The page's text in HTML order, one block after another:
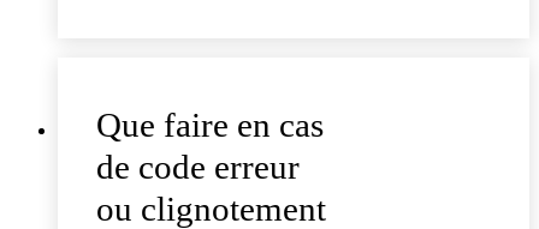
Que faire en cas
de code erreur
ou clignotement